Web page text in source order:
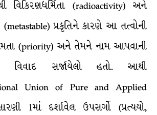
(radioactivity) અને
પ્રકૃતિને કારણે આ તત્વોની
(priority) અને તેમને નામ આપવાની
વિવાદ સર્જાયેલો હતો. આથી
Union of Pure and Applied
1માં દર્શાવેલ ઉપસર્ગો (પ્રત્યયો,